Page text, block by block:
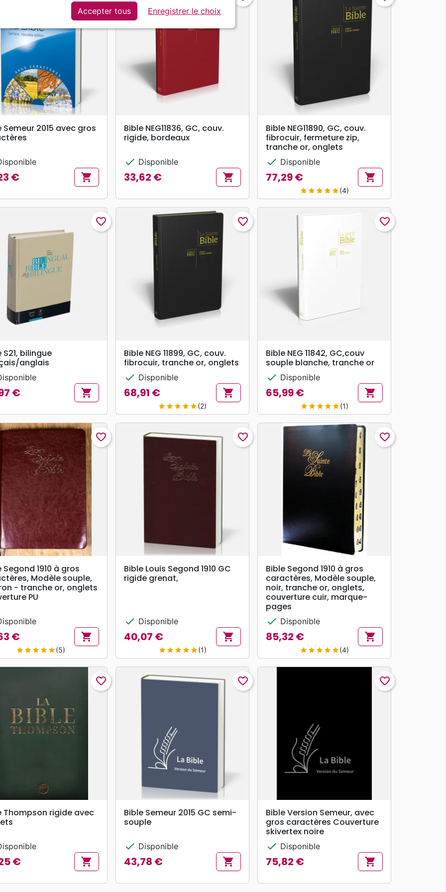
search APERÇU RAPIDE
Semeur 2015 avec gros
€ shopping_cart
searchAPERÇU RAPIDE
Bible NEG11836, GC, couv.
rigide, bordeaux
check Disponible
Prix
33,62 € shopping_cart
searchAPERÇU RAPIDE
Bible NEG11890, GC, couv.
fibrocuir, fermeture zip,
tranche or, onglets
check Disponible
Prix
77,29 € shopping_cart
star star star star star(4)
searchAPERÇU RAPIDE
favorite_border
S21, bilingue
anglais
€ shopping_cart
searchAPERÇU RAPIDE
favorite_border
Bible NEG 11899, GC, couv.
fibrocuir, tranche or, onglets
check Disponible
Prix
68,91 € shopping_cart
star star star star star(2)
searchAPERÇU RAPIDE
favorite_border
Bible NEG 11842, GC,couv
souple blanche, tranche or
check Disponible
Prix
65,99 € shopping_cart
star star star star star(1)
search APERÇU RAPIDE
favorite_border
Segond 1910 à gros
Modèle souple,
- tranche or, onglets
PU
€ shopping_cart
star star star star star(5)
search APERÇU RAPIDE
favorite_border
Bible Louis Segond 1910 GC
rigide grenat,
check Disponible
Prix
40,07 € shopping_cart
star star star star star(1)
search APERÇU RAPIDE
favorite_border
Bible Segond 1910 à gros
caractères, Modèle souple,
noir, tranche or, onglets,
couverture cuir, marque-
pages
check Disponible
Prix
85,32 € shopping_cart
star star star star star(4)
search APERÇU RAPIDE
favorite_border
Thompson rigide avec
€ shopping_cart
search APERÇU RAPIDE
favorite_border
Bible Semeur 2015 GC semi-
souple
check Disponible
Prix
43,78 € shopping_cart
search APERÇU RAPIDE
favorite_border
Bible Version Semeur, avec
gros caractères Couverture
skivertex noire
check Disponible
Prix
75,82 € shopping_cart
Accepter tous Enregistrer le choix